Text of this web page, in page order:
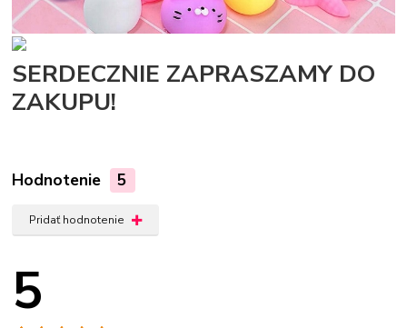
SERDECZNIE ZAPRASZAMY DO
ZAKUPU!
Hodnotenie 5
Pridať hodnotenie
5